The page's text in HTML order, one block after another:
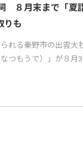
８月末まで「夏
りも
れる秦野市の出雲大
つもうで）」が８月